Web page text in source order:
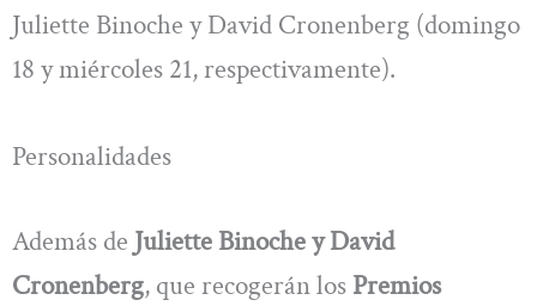
Juliette Binoche y David Cronenberg (domingo
18 y miércoles 21, respectivamente).
Personalidades
Además de Juliette Binoche y David
Cronenberg, que recogerán los Premios